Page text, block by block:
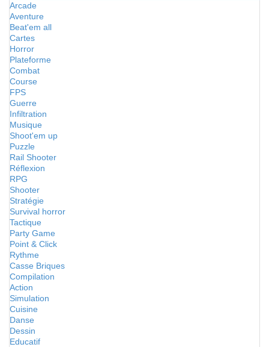
Arcade
Aventure
Beat'em all
Cartes
Horror
Plateforme
Combat
Course
FPS
Guerre
Infiltration
Musique
Shoot'em up
Puzzle
Rail Shooter
Réflexion
RPG
Shooter
Stratégie
Survival horror
Tactique
Party Game
Point & Click
Rythme
Casse Briques
Compilation
Action
Simulation
Cuisine
Danse
Dessin
Educatif